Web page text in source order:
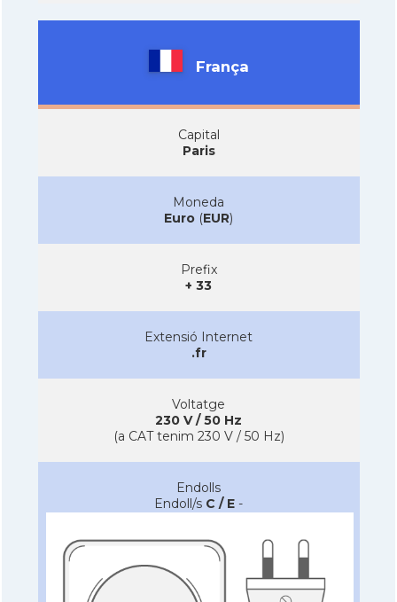
França
Capital
Paris
Moneda
Euro (EUR)
Prefix
+ 33
Extensió Internet
.fr
Voltatge
230 V / 50 Hz
(a CAT tenim 230 V / 50 Hz)
Endolls
Endoll/s C / E -